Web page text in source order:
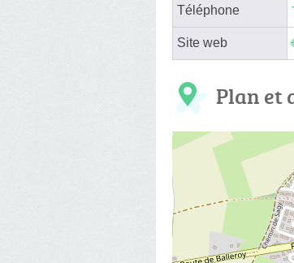
Téléphone
Site web
Plan et